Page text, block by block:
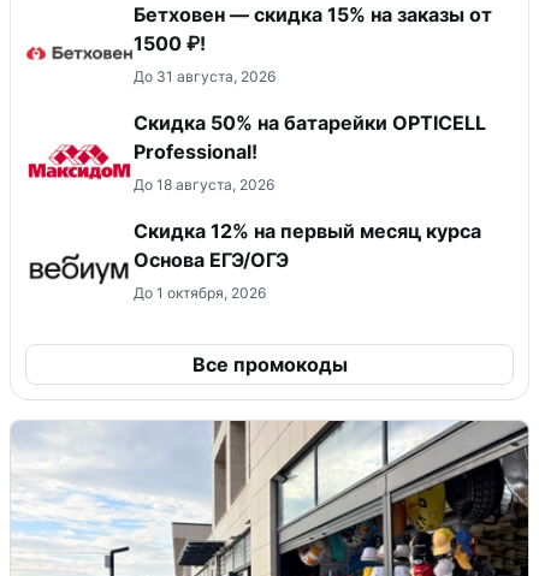
Бетховен — скидка 15% на заказы от
1500 ₽!
До 31 августа, 2026
Скидка 50% на батарейки OPTICELL
Professional!
До 18 августа, 2026
Скидка 12% на первый месяц курса
Основа ЕГЭ/ОГЭ
До 1 октября, 2026
Все промокоды